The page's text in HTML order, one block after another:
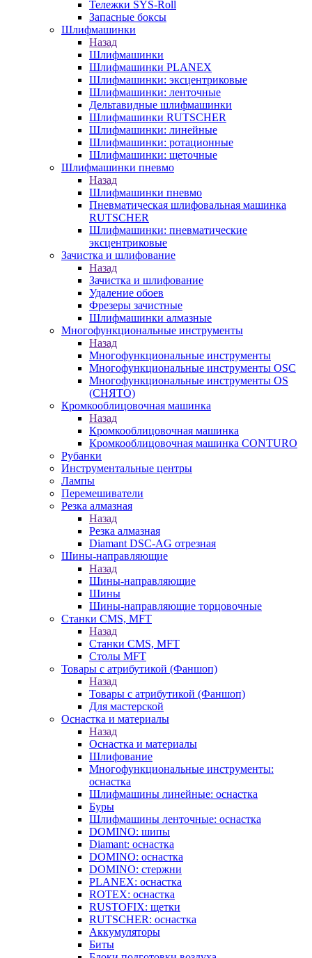
Тележки SYS-Roll
Запасные боксы
Шлифмашинки
Назад
Шлифмашинки
Шлифмашинки PLANEX
Шлифмашинки: эксцентриковые
Шлифмашинки: ленточные
Дельтавидные шлифмашинки
Шлифмашинки RUTSCHER
Шлифмашинки: линейные
Шлифмашинки: ротационные
Шлифмашинки: щеточные
Шлифмашинки пневмо
Назад
Шлифмашинки пневмо
Пневматическая шлифовальная машинка
RUTSCHER
Шлифмашинки: пневматические
эксцентриковые
Зачистка и шлифование
Назад
Зачистка и шлифование
Удаление обоев
Фрезеры зачистные
Шлифмашинки алмазные
Многофункциональные инструменты
Назад
Многофункциональные инструменты
Многофункциональные инструменты OSC
Многофункциональные инструменты OS
(СНЯТО)
Кромкооблицовочная машинка
Назад
Кромкооблицовочная машинка
Кромкооблицовочная машинка CONTURO
Рубанки
Инструментальные центры
Лампы
Перемешиватели
Резка алмазная
Назад
Резка алмазная
Diamant DSC-AG отрезная
Шины-направляющие
Назад
Шины-направляющие
Шины
Шины-направляющие торцовочные
Станки CMS, MFT
Назад
Станки CMS, MFT
Столы MFT
Товары с атрибутикой (Фаншоп)
Назад
Товары с атрибутикой (Фаншоп)
Для мастерской
Оснастка и материалы
Назад
Оснастка и материалы
Шлифование
Многофункциональные инструменты:
оснастка
Шлифмашины линейные: оснастка
Буры
Шлифмашины ленточные: оснастка
DOMINO: шипы
Diamant: оснастка
DOMINO: оснастка
DOMINO: стержни
PLANEX: оснастка
ROTEX: оснастка
RUSTOFIX: щетки
RUTSCHER: оснастка
Аккумуляторы
Биты